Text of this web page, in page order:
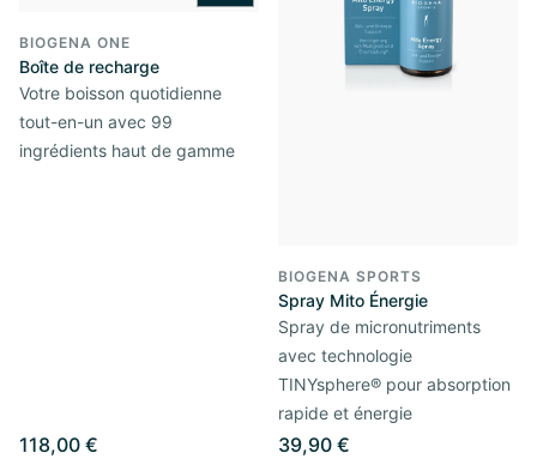
BIOGENA ONE
Boîte de recharge
Votre boisson quotidienne
tout-en-un avec 99
ingrédients haut de gamme
118,00 €
BIOGENA SPORTS
Spray Mito Énergie
Spray de micronutriments
avec technologie
TINYsphere® pour absorption
rapide et énergie
39,90 €